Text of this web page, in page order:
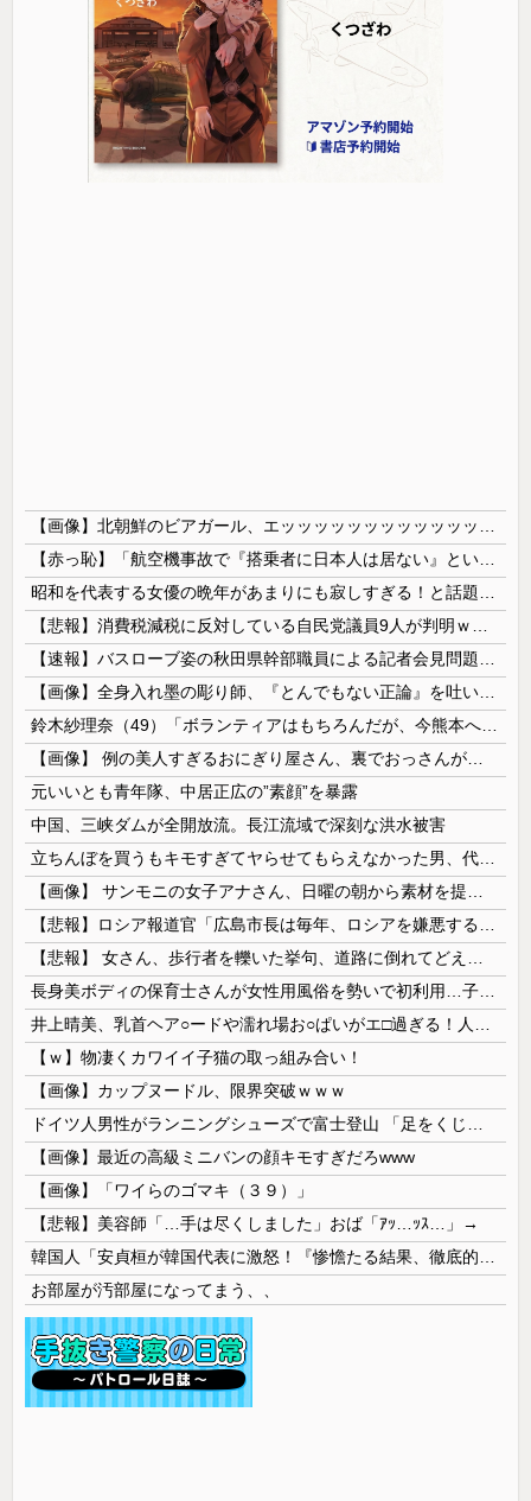
元いいとも青年隊、中居正広の”素顔”を暴露
中国、三峡ダムが全開放流。長江流域で深刻な洪水被害
【ｗ】物凄くカワイイ子猫の取っ組み合い！
【画像】カップヌードル、限界突破ｗｗｗ
【画像】最近の高級ミニバンの顔キモすぎだろwww
【画像】「ワイらのゴマキ（３９）」
【悲報】美容師「…手は尽くしました」おば「ｱｯ…ｯｽ…」→
お部屋が汚部屋になってまう、、